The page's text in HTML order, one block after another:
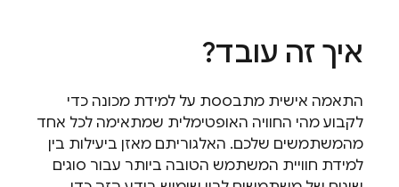
איך זה עובד?
התאמה אישית מתבססת על למידת מכונה כדי
לקבוע מהי החוויה האופטימלית שמתאימה לכל אחד
מהמשתמשים שלכם. האלגוריתם מאזן ביעילות בין
למידת חוויית המשתמש הטובה ביותר עבור סוגים